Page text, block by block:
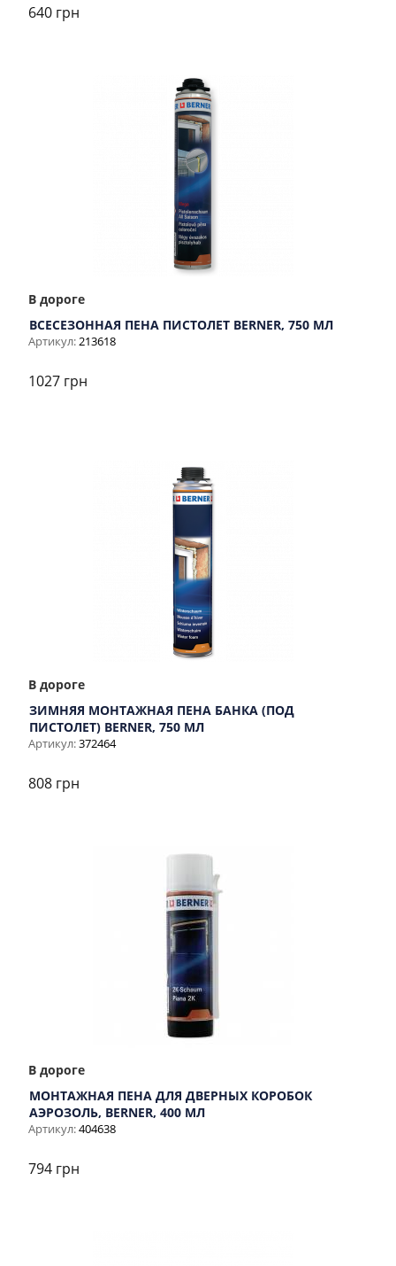
640 грн
В дороге
ВСЕСЕЗОННАЯ ПЕНА ПИСТОЛЕТ BERNER, 750 МЛ
Артикул:213618
1027 грн
В дороге
ЗИМНЯЯ МОНТАЖНАЯ ПЕНА БАНКА (ПОД
ПИСТОЛЕТ) BERNER, 750 МЛ
Артикул:372464
808 грн
В дороге
МОНТАЖНАЯ ПЕНА ДЛЯ ДВЕРНЫХ КОРОБОК
АЭРОЗОЛЬ, BERNER, 400 МЛ
Артикул:404638
794 грн